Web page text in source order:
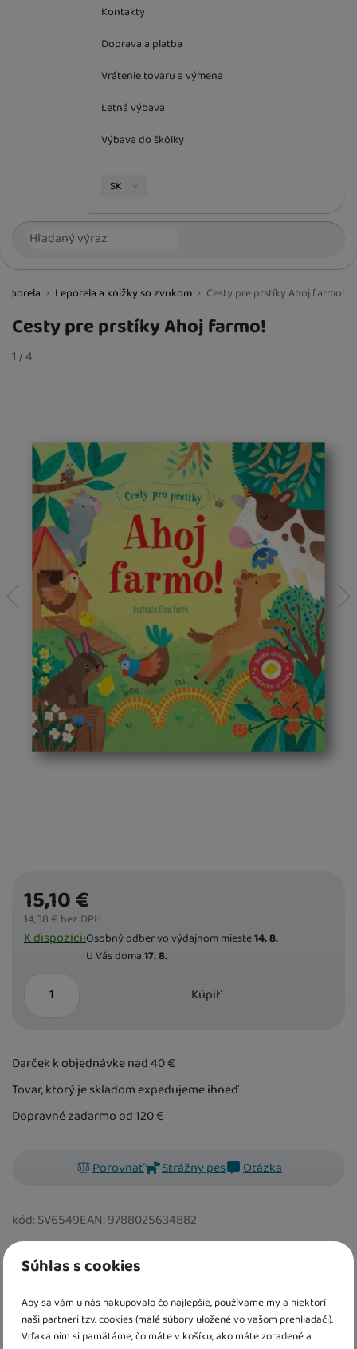
Súhlas s cookies
Aby sa vám u nás nakupovalo čo najlepšie, používame my a niektorí
naši partneri tzv. cookies (malé súbory uložené vo vašom prehliadači).
Vďaka nim si pamätáme, čo máte v košíku, ako máte zoradené a
Kontakty
Doprava a platba
Vrátenie tovaru a výmena
Letná výbava
Výbava do škôlky
Jazyková verzia
SK
Vyhľadávanie
Leporela a knižky so zvukom Cesty pre prstíky Ahoj farmo!
Cesty pre prstíky Ahoj farmo!
kód: SV6549EAN: 9788025634882
V tejto knihe plnej veselých zvierat z farmy nájdete hmatové
dozvedia sa niečo nové o zvieratkách z farmy.
Dostupnost
K dispozíciiOsobný odber vo výdajnom mieste14. 8.
U Vás doma17. 8.
15,10€
14,38€ bez DPH
Kúpiť
Darček k objednávke nad 40€
Tovar, ktorý je skladom expedujeme ihneď
Dopravné zadarmo od 120€
Porovnať Strážny pes Otázka
Fotografie
predchádzajúci nasledujúci
slide
1 /z
4